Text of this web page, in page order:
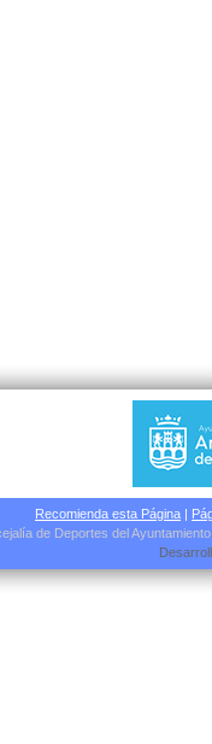
Recomienda esta Página |
de Deportes del